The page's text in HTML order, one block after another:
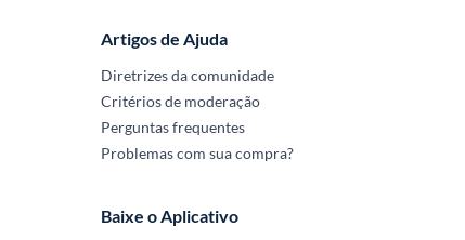
Artigos de Ajuda
Diretrizes da comunidade
Critérios de moderação
Perguntas frequentes
Problemas com sua compra?
Baixe o Aplicativo